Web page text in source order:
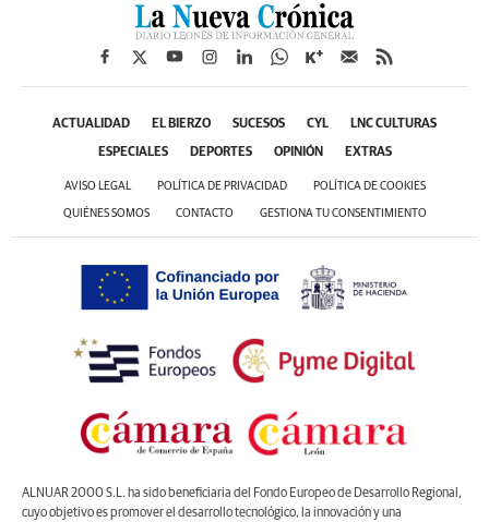
ACTUALIDAD EL BIERZO SUCESOS CYL LNC CULTURAS
ESPECIALES DEPORTES OPINIÓN EXTRAS
AVISO LEGAL POLÍTICA DE PRIVACIDAD POLÍTICA DE COOKIES
QUIÉNES SOMOS CONTACTO GESTIONA TU CONSENTIMIENTO
ALNUAR 2000 S.L. ha sido beneficiaria del Fondo Europeo de Desarrollo Regional,
cuyo objetivo es promover el desarrollo tecnológico, la innovación y una